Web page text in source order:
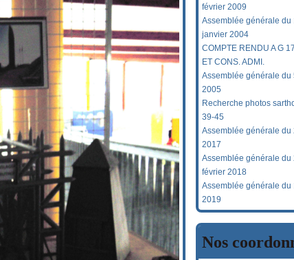
février 2009
Assemblée générale du
janvier 2004
COMPTE RENDU A G
ET CONS. ADMI.
Assemblée générale du
2005
Recherche photos
39-45
Assemblée générale du
2017
Assemblée générale du
février 2018
Assemblée générale du
2019
Nos